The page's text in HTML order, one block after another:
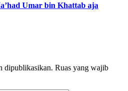
Umar bin Khattab aja
dipublikasikan. Ruas yang wajib